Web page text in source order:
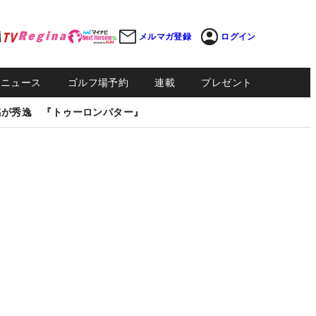
メルマガ登録 ログイン
ュース ゴルフ場予約 連載 プレゼント
秀逸 『トゥーロンパター』